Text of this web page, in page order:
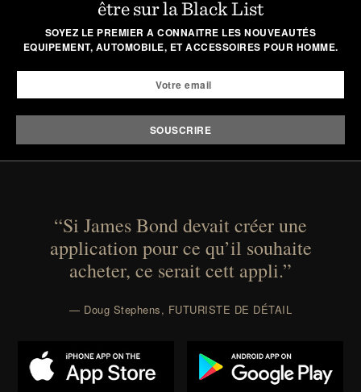
by up to 33%. Whether you're looking to reinvent
your next survival world or dive into a completely
new adventure, it's one of the easiest ways to keep
Minecraft feeling fresh.
être sur la Black List
SOYEZ LE PREMIER A CONNAITRE LES NOUVEAUTÉS
EQUIPEMENT, AUTOMOBILE, ET ACCESSOIRES POUR HOMME.
“Si James Bond devait créer une
application pour ce qu’il souhaite
acheter, ce serait cett appli.”
— Doug Stephens, FUTURISTE DE DÉTAIL